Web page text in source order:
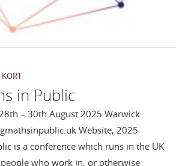
KORT
in Public
– 30th August 2025 Warwick
Website, 2025
is a conference which runs in the UK
who work in, or otherwise